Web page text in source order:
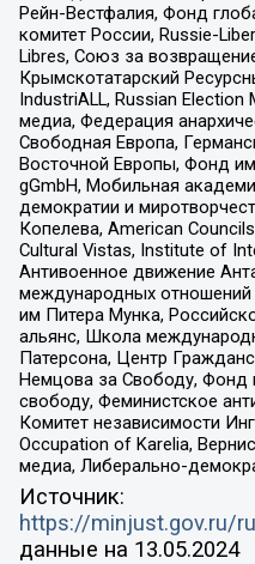
Рейн-Вестфалия, Фонд
комитет России, Russie-
Libres, Союз за
Крымскотатарский
IndustriALL, Russian
медиа, Федерация
Свободная Европа,
Восточной Европы, Фонд
gGmbH, Мобильная
демократии и
Копелева, American
Cultural Vistas, Institute of
Антивоенное движение
международных отношений
им Питера Мунка,
альянс, Школа
Патерсона, Центр
Немцова за Свободу, Фонд
свободу, Феминистское
Комитет независимости
Occupation of Karelia,
медиа, Либерально-
Источник:
https://minjust.gov.ru/
данные на 13.05.2024